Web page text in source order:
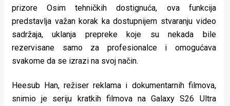
prizore Osim tehničkih dostignuća, ova funkcija
predstavlja važan korak ka dostupnijem stvaranju video
sadržaja, uklanja prepreke koje su nekada bile
rezervisane samo za profesionalce i omogućava
svakome da se izrazi na svoj način.
Heesub Han, režiser reklama i dokumentarnih filmova,
snimio je seriju kratkih filmova na Galaxy S26 Ultra